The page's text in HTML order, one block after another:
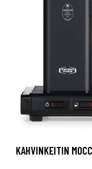
KAHVINKEITIN